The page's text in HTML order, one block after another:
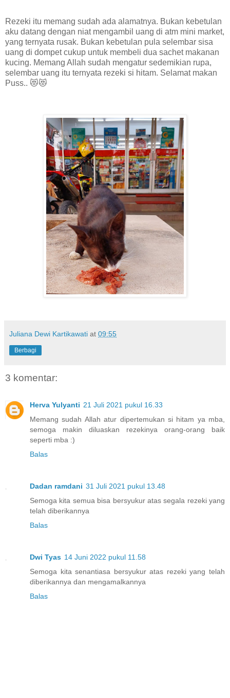
Rezeki itu memang sudah ada alamatnya. Bukan kebetulan
aku datang dengan niat mengambil uang di atm mini market,
yang ternyata rusak. Bukan kebetulan pula selembar sisa
uang di dompet cukup untuk membeli dua sachet makanan
kucing. Memang Allah sudah mengatur sedemikian rupa,
selembar uang itu ternyata rezeki si hitam. Selamat makan
Puss.. 😻😻
Juliana Dewi Kartikawati at 09:55
Berbagi
3 komentar:
Herva Yulyanti 21 Juli 2021 pukul 16.33
Memang sudah Allah atur dipertemukan si hitam ya mba,
semoga makin diluaskan rezekinya orang-orang baik
seperti mba :)
Balas
Dadan ramdani 31 Juli 2021 pukul 13.48
Semoga kita semua bisa bersyukur atas segala rezeki yang
telah diberikannya
Balas
Dwi Tyas 14 Juni 2022 pukul 11.58
Semoga kita senantiasa bersyukur atas rezeki yang telah
diberikannya dan mengamalkannya
Balas